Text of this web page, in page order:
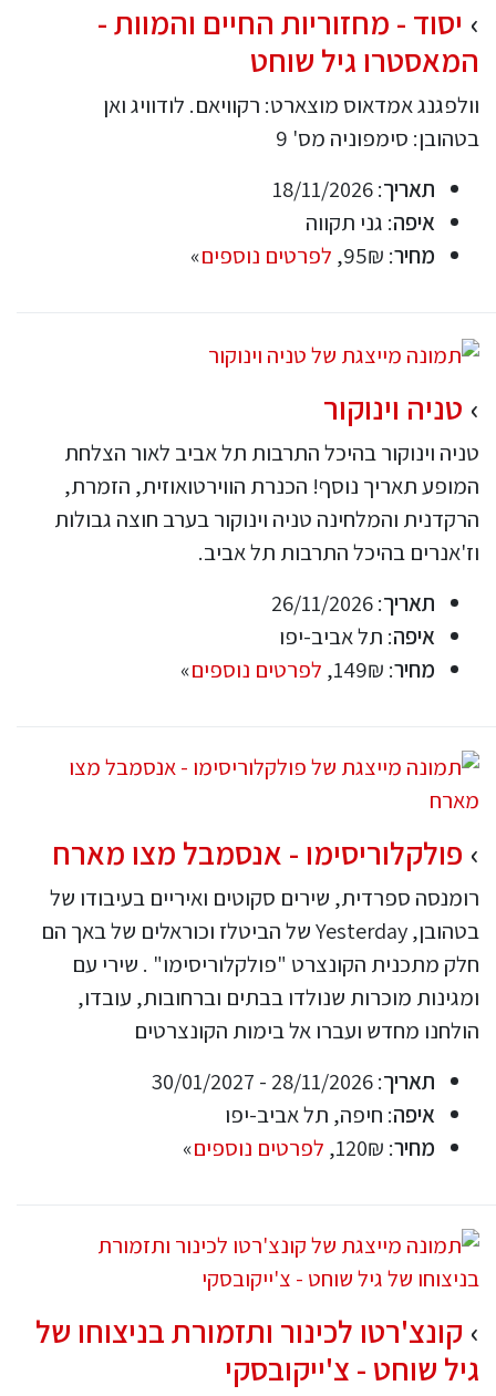
יסוד - מחזוריות החיים והמוות -
המאסטרו גיל שוחט
וולפגנג אמדאוס מוצארט: רקוויאם. לודוויג ואן
בטהובן: סימפוניה מס' 9
תאריך: 18/11/2026
איפה: גני תקווה
מחיר: 95₪, לפרטים נוספים»
טניה וינוקור
טניה וינוקור בהיכל התרבות תל אביב לאור הצלחת
המופע תאריך נוסף! הכנרת הווירטואוזית, הזמרת,
הרקדנית והמלחינה טניה וינוקור בערב חוצה גבולות
וז'אנרים בהיכל התרבות תל אביב.
תאריך: 26/11/2026
איפה: תל אביב-יפו
מחיר: 149₪, לפרטים נוספים»
פולקלוריסימו - אנסמבל מצו מארח
רומנסה ספרדית, שירים סקוטים ואיריים בעיבודו של
בטהובן, Yesterday של הביטלז וכוראלים של באך הם
חלק מתכנית הקונצרט "פולקלוריסימו" . שירי עם
ומגינות מוכרות שנולדו בבתים וברחובות, עובדו,
הולחנו מחדש ועברו אל בימות הקונצרטים
תאריך: 28/11/2026 - 30/01/2027
איפה: חיפה, תל אביב-יפו
מחיר: 120₪, לפרטים נוספים»
קונצ'רטו לכינור ותזמורת בניצוחו של
גיל שוחט - צ'ייקובסקי